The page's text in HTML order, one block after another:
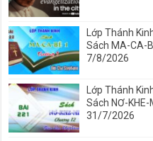
Lớp Thánh
Sách MA-CA-
7/8/2026
Lớp Thánh
Sách NƠ-KHE-
31/7/2026